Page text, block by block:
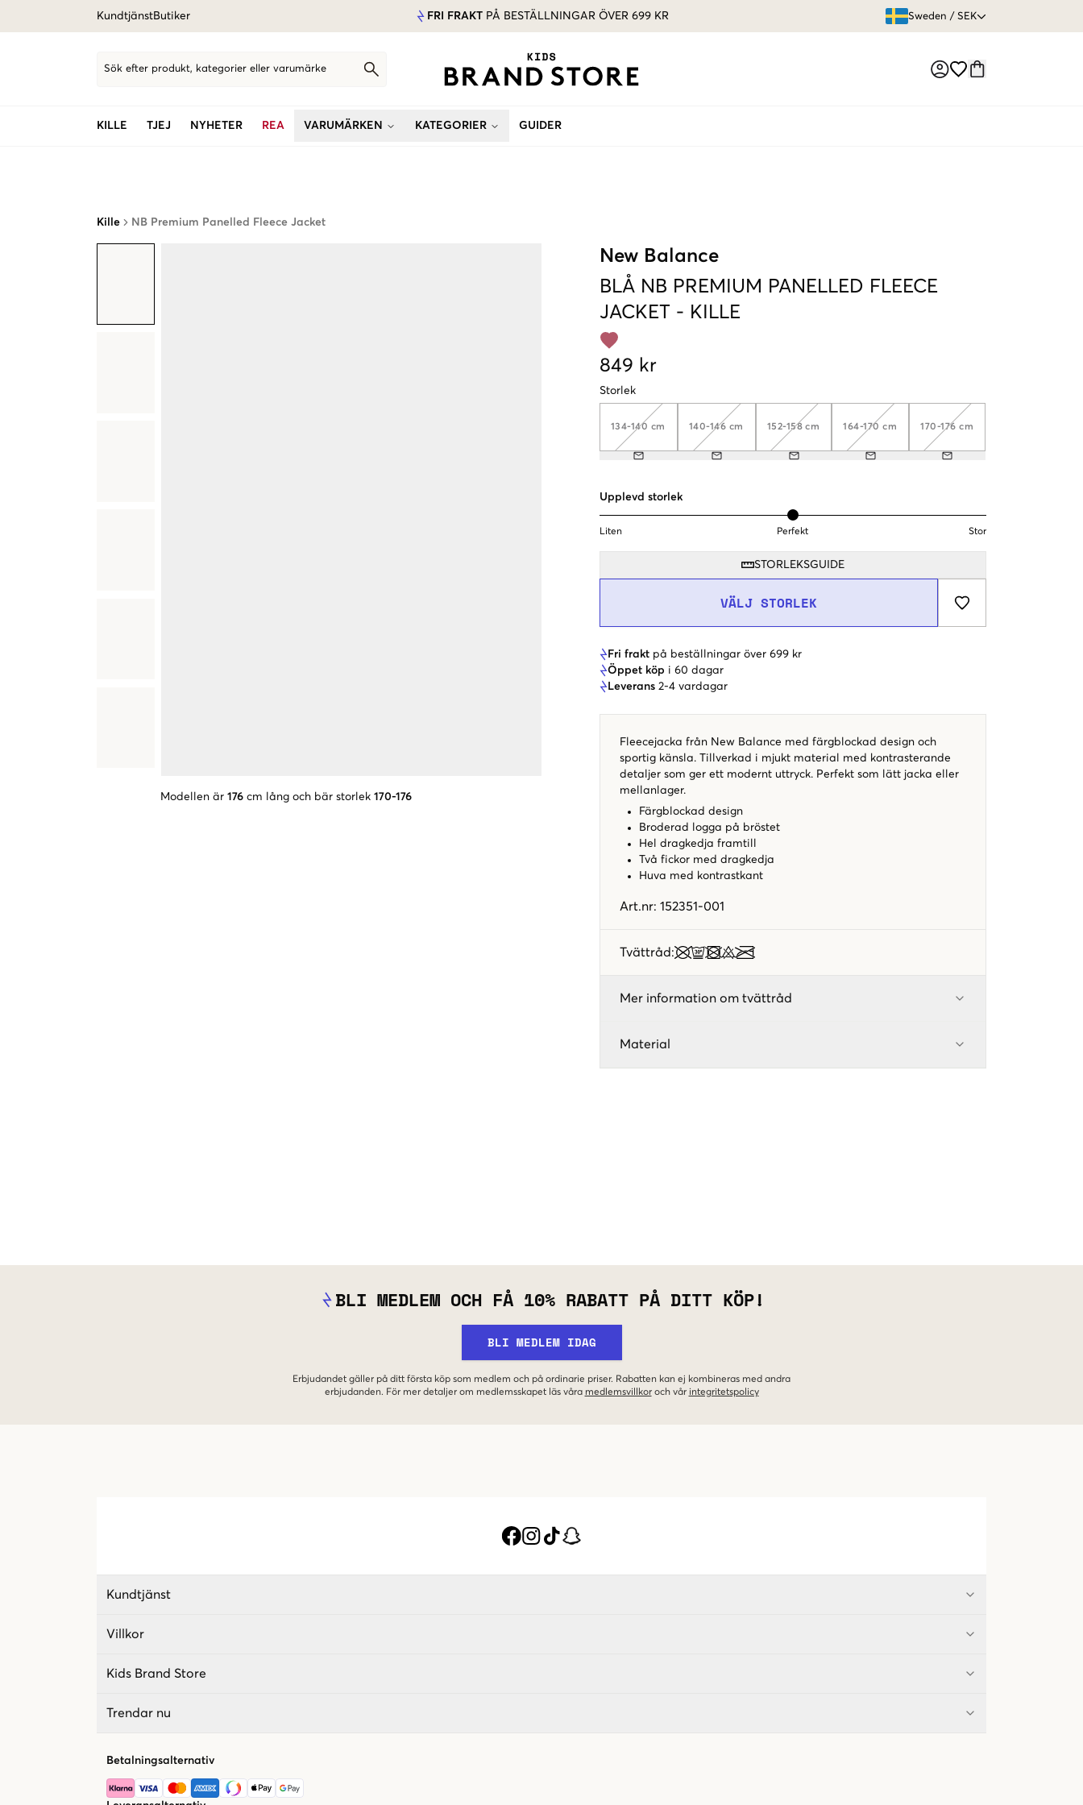
KundtjänstButiker FRI FRAKT PÅ BESTÄLLNINGAR ÖVER 699 KR Sweden / SEK
Sök efter produkt, kategorier eller varumärke
KILLE TJEJ NYHETER REA VARUMÄRKEN KATEGORIER GUIDER
Kille NB Premium Panelled Fleece Jacket
Modellen är 176 cm lång och bär storlek 170-176
New Balance
BLÅ NB PREMIUM PANELLED FLEECE
JACKET - KILLE
849 kr
Storlek
134-140 cm 140-146 cm 152-158 cm 164-170 cm 170-176 cm
Upplevd storlek
Liten Perfekt Stor
STORLEKSGUIDE
VÄLJ STORLEK
Fri frakt på beställningar över 699 kr
Öppet köp i 60 dagar
Leverans 2-4 vardagar
Fleecejacka från New Balance med färgblockad design och
sportig känsla. Tillverkad i mjukt material med kontrasterande
detaljer som ger ett modernt uttryck. Perfekt som lätt jacka eller
mellanlager.
Färgblockad design
Broderad logga på bröstet
Hel dragkedja framtill
Två fickor med dragkedja
Huva med kontrastkant
Art.nr: 152351-001
Tvättråd:
Mer information om tvättråd
Material
BLI MEDLEM OCH FÅ 10% RABATT PÅ DITT KÖP!
BLI MEDLEM IDAG
Erbjudandet gäller på ditt första köp som medlem och på ordinarie priser. Rabatten kan ej kombineras med andra
erbjudanden. För mer detaljer om medlemsskapet läs våra medlemsvillkor och vår integritetspolicy
Kundtjänst
Villkor
Kids Brand Store
Trendar nu
Betalningsalternativ